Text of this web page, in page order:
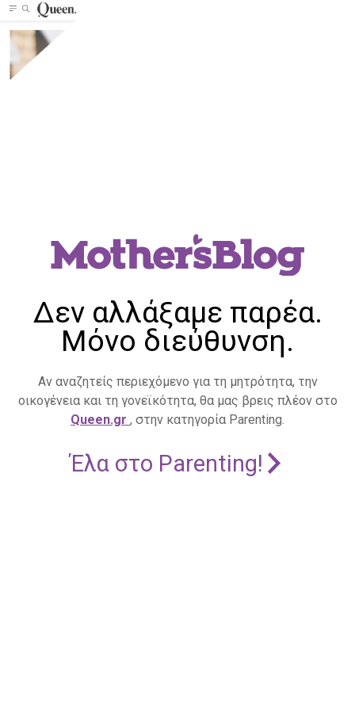
Δεν αλλάξαμε παρέα.
Μόνο διεύθυνση.
Αν αναζητείς περιεχόμενο για τη μητρότητα, την
οικογένεια και τη γονεϊκότητα, θα μας βρεις πλέον στο
Queen.gr , στην κατηγορία Parenting.
Έλα στο Parenting!